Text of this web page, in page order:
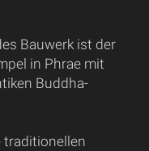
Bauwerk ist der
in Phrae mit
Buddha-
traditionellen